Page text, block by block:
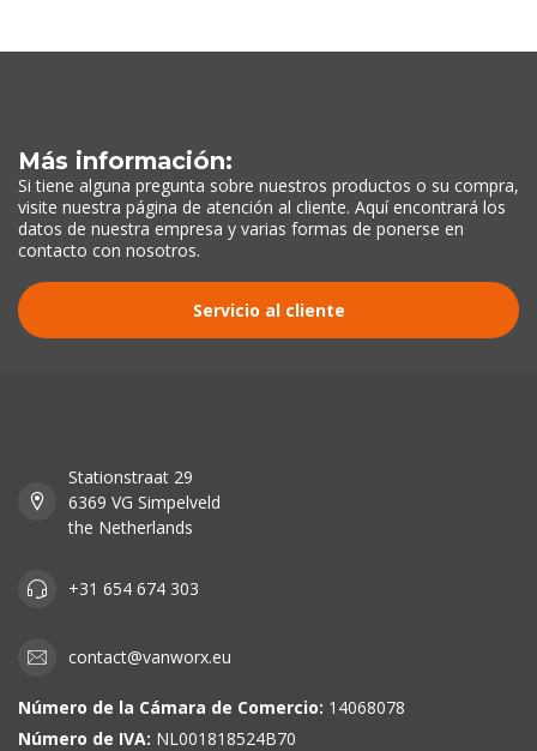
Más información:
Si tiene alguna pregunta sobre nuestros productos o su compra,
visite nuestra página de atención al cliente. Aquí encontrará los
datos de nuestra empresa y varias formas de ponerse en
contacto con nosotros.
Servicio al cliente
Stationstraat 29
6369 VG Simpelveld
the Netherlands
+31 654 674 303
contact@vanworx.eu
Número de la Cámara de Comercio: 14068078
Número de IVA: NL001818524B70